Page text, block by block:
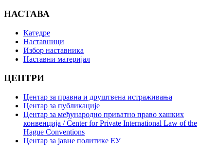
НАСТАВА
Катедре
Наставници
Избор наставника
Наставни материјал
ЦЕНТРИ
Центар за правна и друштвена истраживања
Центар за публикације
Центар за међународно приватно право хашких
конвенција / Center for Private International Law of the
Hague Conventions
Центар за јавне политике ЕУ